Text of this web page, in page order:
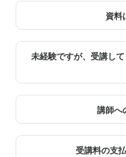
教室（表参道）での受
とが可能です。
資料
講義ごとにPDFでの共
未経験ですが、受講し
未経験の方のご参加も
は、活動実績のある方
業務を担う方、また
たい方を対象に、編
講師へ
毎回の講義時に質疑応
受講料の支